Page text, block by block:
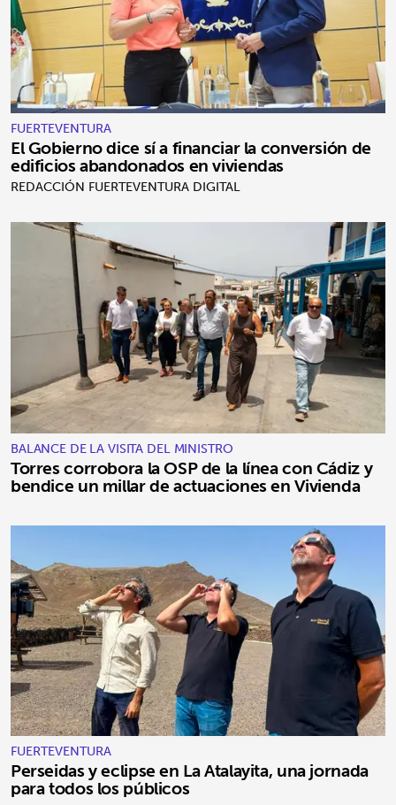
FUERTEVENTURA
El Gobierno dice sí a financiar la conversión de
edificios abandonados en viviendas
REDACCIÓN FUERTEVENTURA DIGITAL
BALANCE DE LA VISITA DEL MINISTRO
Torres corrobora la OSP de la línea con Cádiz y
bendice un millar de actuaciones en Vivienda
FUERTEVENTURA
Perseidas y eclipse en La Atalayita, una jornada
para todos los públicos